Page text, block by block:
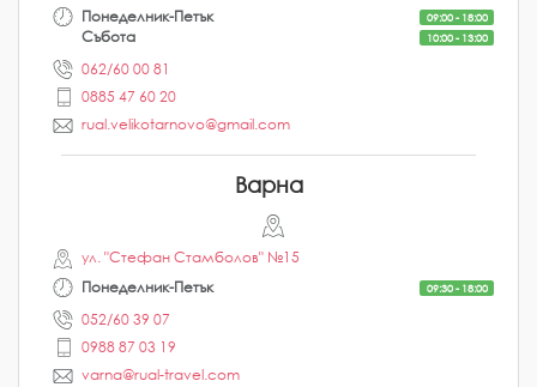
Понеделник-Петък
09:00 - 18:00
Събота 10:00 - 13:00
062/60 00 81
0885 47 60 20
rual.velikotarnovo@gmail.com
Варна
ул. "Стефан Стамболов" №15
Понеделник-Петък
09:30 - 18:00
052/60 39 07
0988 87 03 19
varna@rual-travel.com